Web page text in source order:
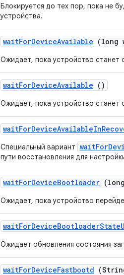
Блокируется до тех пор, пока не
устройства.
waitForDeviceAvailable (long
Ожидает, пока устройство станет
waitForDeviceAvailable ()
Ожидает, пока устройство станет
waitForDeviceAvailableIn
Специальный вариант
пути восстановления для
waitForDeviceBootloader
Ожидает, пока устройство
waitForDeviceBootloaderState
Ожидает обновления состояния
waitForDeviceFastbootd